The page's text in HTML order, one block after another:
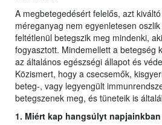
A megbetegedésért felelős, azt
méreganyag nem egyenletesen
feltétlenül betegszik meg mindenki,
fogyasztott. Mindemellett a betegség
az általános egészségi állapot és
Közismert, hogy a csecsemők,
beteg-, vagy legyengült
betegszenek meg, és tüneteik is
1. Miért kap hangsúlyt napjainkban